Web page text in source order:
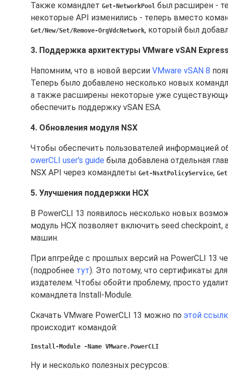
Также командлет Get-NetworkPool был расширен -
некоторые API изменились - теперь вместо
Get/New/Set/Remove-OrgVdcNetwork, который был
3. Поддержка архитектуры VMware vSAN
Напомним, что в новой версии VMware vSAN 8
Теперь было добавлено несколько новых
а также расширены некоторые уже
обеспечить поддержку vSAN ESA.
4. Обновления модуля NSX
Чтобы обеспечить пользователей информацией
owerCLI user’s guide была добавлена отдельная
NSX API через командлеты Get-NsxtPolicyService,
5. Улучшения поддержки HCX
В PowerCLI 13 появилось несколько новых
модуль HCX позволяет включить seed
машин.
При апгрейде с прошлых версий на PowerCLI 13
(подробнее тут). Это потому, что сертификаты
издателем. Чтобы обойти проблему, просто
командлета Install-Module.
Скачать VMware PowerCLI 13 можно по этой
происходит командой:
Install-Module -Name VMware.PowerCLI
Ну и несколько полезных ресурсов: